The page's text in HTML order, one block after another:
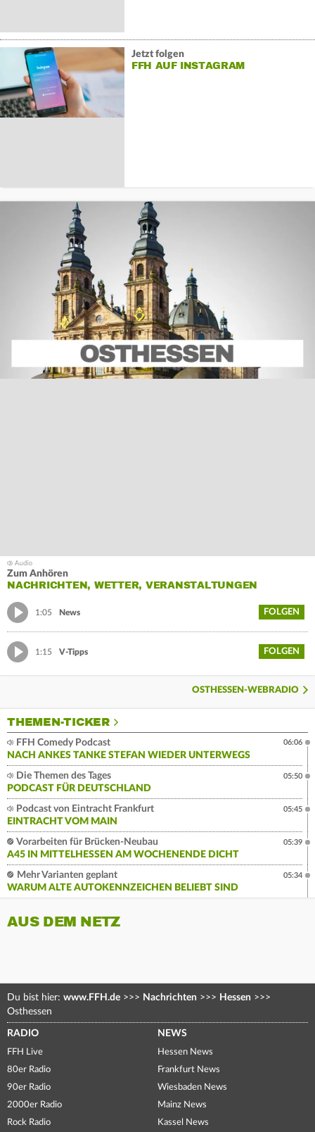
Jetzt folgen
FFH AUF INSTAGRAM
Zum Anhören
NACHRICHTEN, WETTER, VERANSTALTUNGEN
1:05 News FOLGEN
1:15 V-Tipps FOLGEN
OSTHESSEN-WEBRADIO
THEMEN-TICKER
FFH Comedy Podcast
NACH ANKES TANKE STEFAN WIEDER UNTERWEGS
06:06
Die Themen des Tages
PODCAST FÜR DEUTSCHLAND
05:50
Podcast von Eintracht Frankfurt
EINTRACHT VOM MAIN
05:45
Vorarbeiten für Brücken-Neubau
A45 IN MITTELHESSEN AM WOCHENENDE DICHT
05:39
Mehr Varianten geplant
WARUM ALTE AUTOKENNZEICHEN BELIEBT SIND
05:34
AUS DEM NETZ
Du bist hier: www.FFH.de >>> Nachrichten >>> Hessen >>>
Osthessen
RADIO
FFH Live
80er Radio
90er Radio
2000er Radio
Rock Radio
NEWS
Hessen News
Frankfurt News
Wiesbaden News
Mainz News
Kassel News